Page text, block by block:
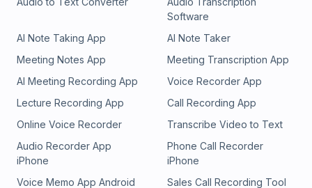
Software
AI Note Taking App
AI Note Taker
Meeting Notes App
Meeting Transcription App
AI Meeting Recording App
Voice Recorder App
Lecture Recording App
Call Recording App
Online Voice Recorder
Transcribe Video to Text
Audio Recorder App
iPhone
Phone Call Recorder
iPhone
Voice Memo App Android
Sales Call Recording Tool